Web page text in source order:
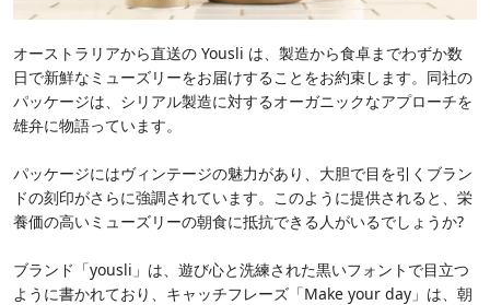
オーストラリアから直送の Yousli は、製造から食卓までわずか数
日で新鮮なミューズリーをお届けすることをお約束します。同社の
パッケージは、シリアル製造に対するオーガニックなアプローチを
雄弁に物語っています。
パッケージにはヴィンテージの魅力があり、大胆で目を引くブラン
ドの刻印がさらに強調されています。このように提供されると、栄
養価の高いミューズリーの朝食に抵抗できる人がいるでしょうか?
ブランド「yousli」は、遊び心と洗練された黒いフォントで目立つ
ように書かれており、キャッチフレーズ「Make your day」は、朝